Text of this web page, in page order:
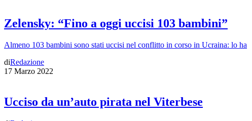
Zelensky: “Fino a oggi uccisi 103 bambini”
Almeno 103 bambini sono stati uccisi nel conflitto in corso in Ucraina: lo ha
diRedazione
17 Marzo 2022
Ucciso da un’auto pirata nel Viterbese